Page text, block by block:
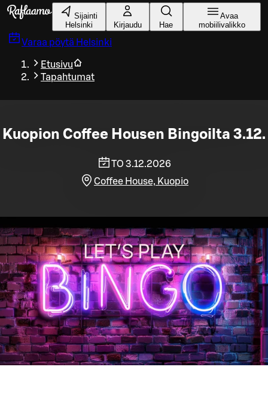
Siirry pääsisältöön
Sijainti
Helsinki
Kirjaudu Hae
Avaa
mobiilivalikko
Varaa pöytä Helsinki
Etusivu
Tapahtumat
Kuopion Coffee Housen Bingoilta 3.12.
TO 3.12.2026
Coffee House, Kuopio